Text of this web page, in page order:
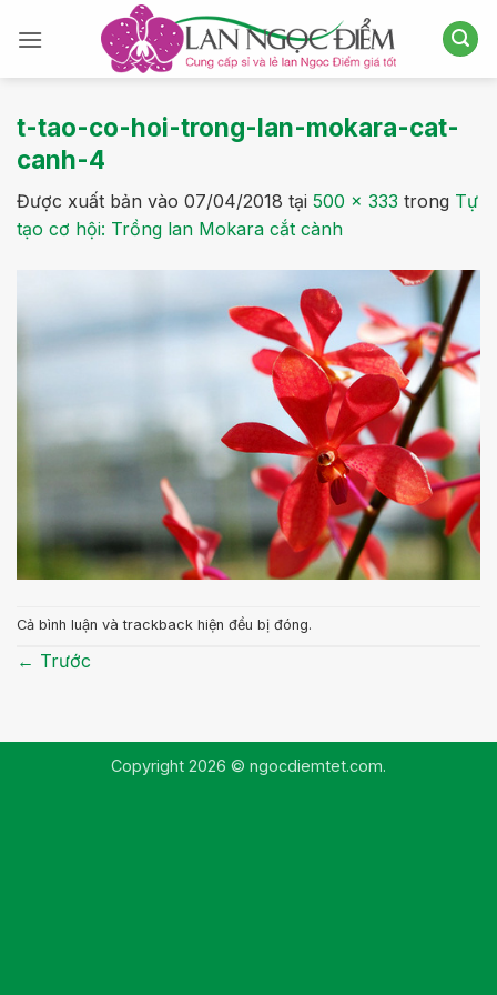
qua
t-tao-co-hoi-trong-lan-mokara-cat-
canh-4
Được xuất bản vào 07/04/2018 tại 500 × 333 trong Tự
tạo cơ hội: Trồng lan Mokara cắt cành
Cả bình luận và trackback hiện đều bị đóng.
← Trước
Copyright 2026 © ngocdiemtet.com.